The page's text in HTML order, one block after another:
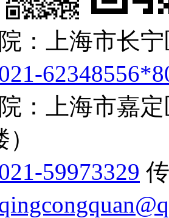
：上海市长
：上海市嘉
59973329